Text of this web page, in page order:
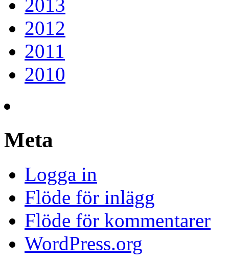
2013
2012
2011
2010
Meta
Logga in
Flöde för inlägg
Flöde för kommentarer
WordPress.org